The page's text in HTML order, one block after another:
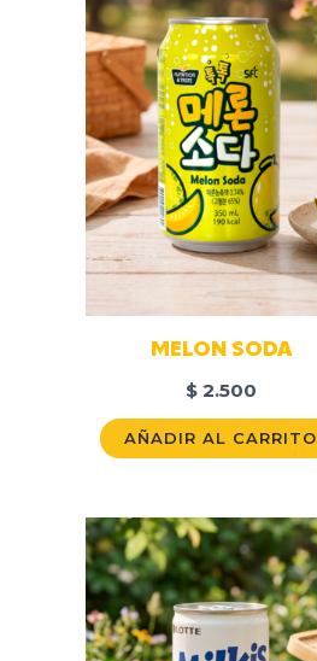
MELON SODA
$2.500
AÑADIR AL CARRITO